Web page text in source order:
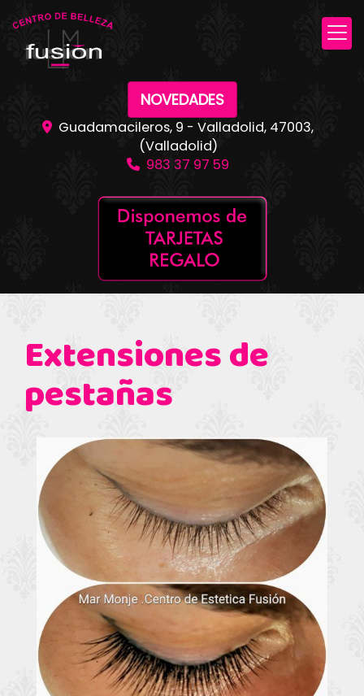
NOVEDADES
Guadamacileros, 9 - Valladolid, 47003,
(Valladolid)
983 37 97 59
Extensiones de
pestañas